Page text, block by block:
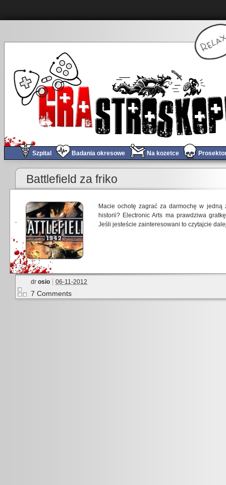
Szpital Badania okresowe Na kozetce
Battlefield za friko
Macie ochotę zagrać za darmochę w
historii? Electronic Arts ma prawdziwa
Jeśli jesteście zainteresowani to czytajcie
dr osio 06-11-2012
7 Comments